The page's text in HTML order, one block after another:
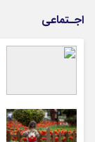
اجـتماعی